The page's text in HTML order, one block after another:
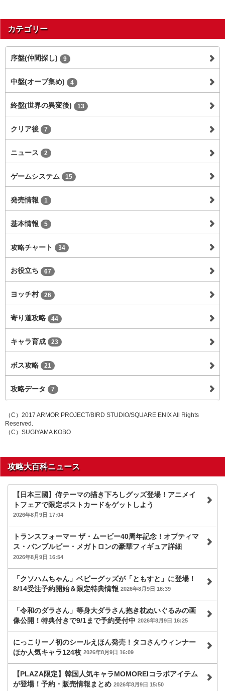
カテゴリー
序盤(仲間探し) 9
中盤(オーブ集め) 4
終盤(世界の異変後) 13
クリア後 7
ニュース 2
ゲームシステム 15
発売情報 1
基本情報 5
攻略チャート 34
お役立ち 67
ヨッチ村 26
寄り道攻略 44
キャラ育成 23
ボス攻略 21
攻略データ 7
（C）2017 ARMOR PROJECT/BIRD STUDIO/SQUARE ENIX All Rights
Reserved.
（C）SUGIYAMA KOBO
攻略大百科ニュース
【日本三國】侍テーマの描き下ろしグッズ登場！アニメイ
トフェアで限定ポストカードをゲットしよう
2026年8月9日 17:04
トランスフォーマー ザ・ムービー40周年記念！オプティマ
ス・バンブルビー・メガトロンの豪華フィギュア詳細
2026年8月9日 16:54
「クソハムちゃん」ベビーグッズが「ともすと」に登場！
8/14受注予約開始＆限定特典情報 2026年8月9日 16:39
「令和のダラさん」等身大ダラさん抱き枕ぬいぐるみの画
像公開！特典付きで9/1まで予約受付中 2026年8月9日 16:25
にっこりーノ初のシールえほん発売！タコさんウィンナー
ほか人気キャラ124枚 2026年8月9日 16:09
【PLAZA限定】韓国人気キャラMOMOREIコラボアイテム
が登場！予約・販売情報まとめ 2026年8月9日 15:50